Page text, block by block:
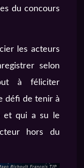
du concours
les acteurs
selon
à féliciter
défi de tenir à
et qui a su le
hors du